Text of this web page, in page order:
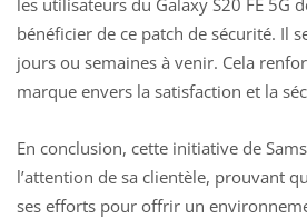
bénéficier de ce patch de sécurité. Il
jours ou semaines à venir. Cela
marque envers la satisfaction et la
En conclusion, cette initiative de
l’attention de sa clientèle, prouvant
ses efforts pour offrir un